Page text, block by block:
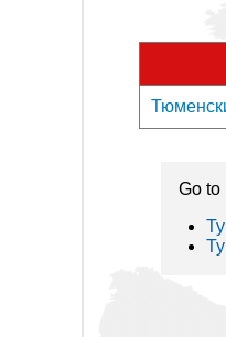
Go to